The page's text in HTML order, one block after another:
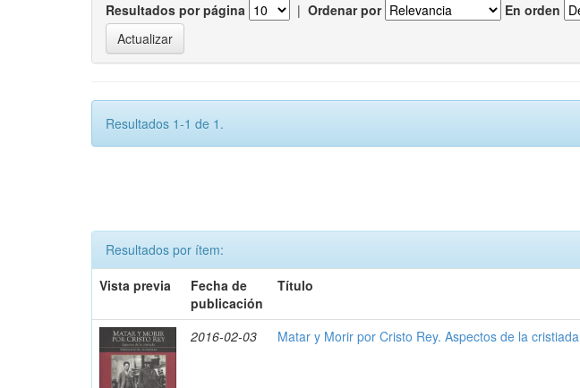
Resultados por página | Ordenar por En orden
Resultados 1-1 de 1.
Resultados por ítem:
Vista previa
Fecha de
publicación
Título
2016-02-03 Matar y Morir por Cristo Rey. Aspectos de la cristiada